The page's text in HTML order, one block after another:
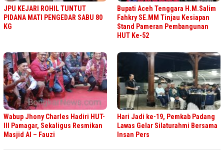
JPU KEJARI ROHIL TUNTUT
PIDANA MATI PENGEDAR SABU 80
KG
Bupati Aceh Tenggara H.M.Salim
Fahkry SE.MM Tinjau Kesiapan
Stand Pameran Pembangunan
HUT Ke-52
Wabup Jhony Charles Hadiri HUT-
III Pamagar, Sekaligus Resmikan
Masjid Al – Fauzi
Hari Jadi ke-19, Pemkab Padang
Lawas Gelar Silaturahmi Bersama
Insan Pers